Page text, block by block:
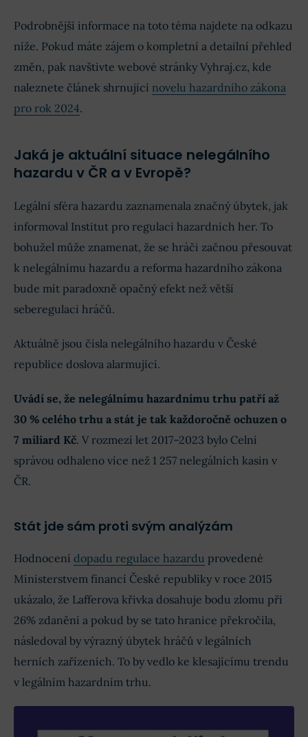
Podrobnější informace na toto téma najdete na odkazu
níže. Pokud máte zájem o kompletní a detailní přehled
změn, pak navštivte webové stránky Vyhraj.cz, kde
naleznete článek shrnující novelu hazardního zákona
pro rok 2024.
Jaká je aktuální situace nelegálního
hazardu v ČR a v Evropě?
Legální sféra hazardu zaznamenala značný úbytek, jak
informoval Institut pro regulaci hazardních her. To
bohužel může znamenat, že se hráči začnou přesouvat
k nelegálnímu hazardu a reforma hazardního zákona
bude mít paradoxně opačný efekt než větší
seberegulaci hráčů.
Aktuálně jsou čísla nelegálního hazardu v České
republice doslova alarmující.
Uvádí se, že nelegálnímu hazardnímu trhu patří až
30 % celého trhu a stát je tak každoročně ochuzen o
7 miliard Kč. V rozmezí let 2017–2023 bylo Celní
správou odhaleno více než 1 257 nelegálních kasin v
ČR.
Stát jde sám proti svým analýzám
Hodnocení dopadu regulace hazardu provedené
Ministerstvem financí České republiky v roce 2015
ukázalo, že Lafferova křivka dosahuje bodu zlomu při
26% zdanění a pokud by se tato hranice překročila,
následoval by výrazný úbytek hráčů v legálních
herních zařízeních. To by vedlo ke klesajícímu trendu
v legálním hazardním trhu.